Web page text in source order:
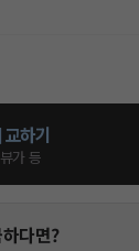
하기
가 등
다면?